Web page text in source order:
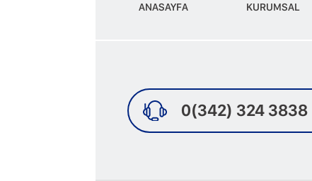
ANASAYFA KURUMSAL
0(342) 324 3838